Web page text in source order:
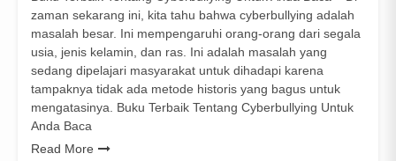
zaman sekarang ini, kita tahu bahwa cyberbullying adalah
masalah besar. Ini mempengaruhi orang-orang dari segala
usia, jenis kelamin, dan ras. Ini adalah masalah yang
sedang dipelajari masyarakat untuk dihadapi karena
tampaknya tidak ada metode historis yang bagus untuk
mengatasinya. Buku Terbaik Tentang Cyberbullying Untuk
Anda Baca
Read More